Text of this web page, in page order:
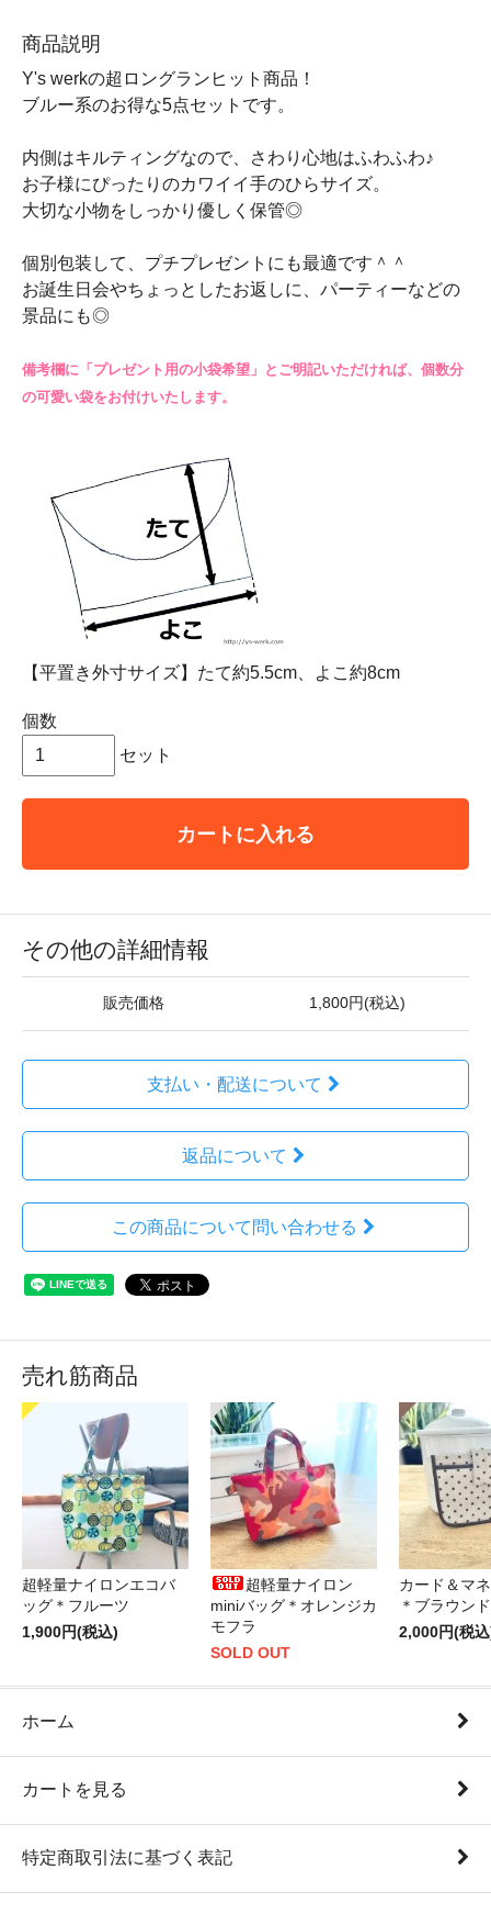
商品説明
Y's werkの超ロングランヒット商品！
ブルー系のお得な5点セットです。
内側はキルティングなので、さわり心地はふわふわ♪
お子様にぴったりのカワイイ手のひらサイズ。
大切な小物をしっかり優しく保管◎
個別包装して、プチプレゼントにも最適です＾＾
お誕生日会やちょっとしたお返しに、パーティーなどの
景品にも◎
備考欄に「プレゼント用の小袋希望」とご明記いただければ、個数分
の可愛い袋をお付けいたします。
【平置き外寸サイズ】たて約5.5cm、よこ約8cm
個数
セット
カートに入れる
その他の詳細情報
販売価格 1,800円(税込)
支払い・配送について
返品について
この商品について問い合わせる
売れ筋商品
超軽量ナイロンエコバ
ッグ＊フルーツ
1,900円(税込)
超軽量ナイロン
miniバッグ＊オレンジカ
モフラ
SOLD OUT
カード＆マ
＊ブラウン
2,000円(税
ホーム
カートを見る
特定商取引法に基づく表記